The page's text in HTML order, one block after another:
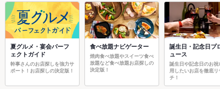
夏グルメ・宴会パーフ
ェクトガイド
幹事さんのお店探しを強力サ
ポート！お店探しの決定版！
食べ放題ナビゲーター
焼肉食べ放題やスイーツ食べ
放題など食べ放題お店探しの
決定版！
誕生日・記念日プ
ュース
誕生日や記念日のお祝
用したいお店を徹底リ
チ！